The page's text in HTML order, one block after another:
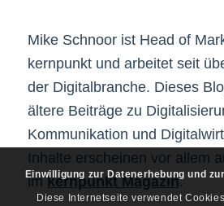
Mike Schnoor ist Head of
kernpunkt und arbeitet seit
der Digitalbranche. Dieses
ältere Beiträge zu
Kommunikation und
Inhalte erscheinen vor allem
imkernpunkt Magazin.
Einwilligung zur Datenerhebung und
Diese Internetseite verwendet